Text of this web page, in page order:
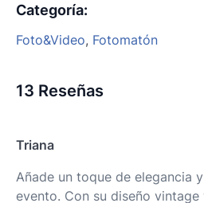
Categoría:
Foto&Video, Fotomatón
13 Reseñas
Triana
Añade un toque de elegancia
evento. Con su diseño